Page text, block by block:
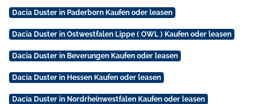
Dacia Duster in Paderborn Kaufen oder leasen
Dacia Duster in Ostwestfalen Lippe ( OWL ) Kaufen oder leasen
Dacia Duster in Beverungen Kaufen oder leasen
Dacia Duster in Hessen Kaufen oder leasen
Dacia Duster in Nordrheinwestfalen Kaufen oder leasen